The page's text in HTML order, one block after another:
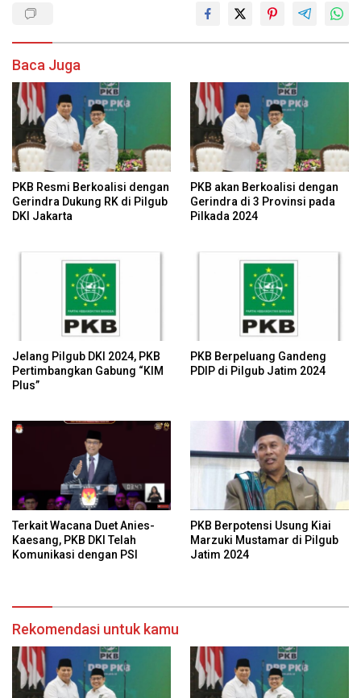
Baca Juga
PKB Resmi Berkoalisi dengan
Gerindra Dukung RK di Pilgub
DKI Jakarta
PKB akan Berkoalisi dengan
Gerindra di 3 Provinsi pada
Pilkada 2024
Jelang Pilgub DKI 2024, PKB
Pertimbangkan Gabung “KIM
Plus”
PKB Berpeluang Gandeng
PDIP di Pilgub Jatim 2024
Terkait Wacana Duet Anies-
Kaesang, PKB DKI Telah
Komunikasi dengan PSI
PKB Berpotensi Usung Kiai
Marzuki Mustamar di Pilgub
Jatim 2024
Rekomendasi untuk kamu